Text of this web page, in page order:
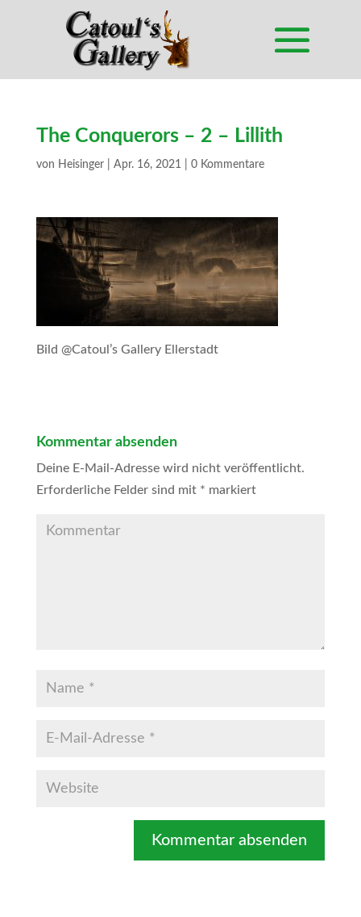
The Conquerors – 2 – Lillith
von Heisinger| Apr. 16, 2021 0 Kommentare
Bild @Catoul’s Gallery Ellerstadt
Kommentar absenden
Deine E-Mail-Adresse wird nicht veröffentlicht.
Erforderliche Felder sind mit * markiert